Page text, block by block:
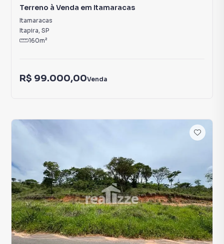
Terreno à Venda em Itamaracas
Itamaracas
Itapira, SP
160m²
R$ 99.000,00Venda